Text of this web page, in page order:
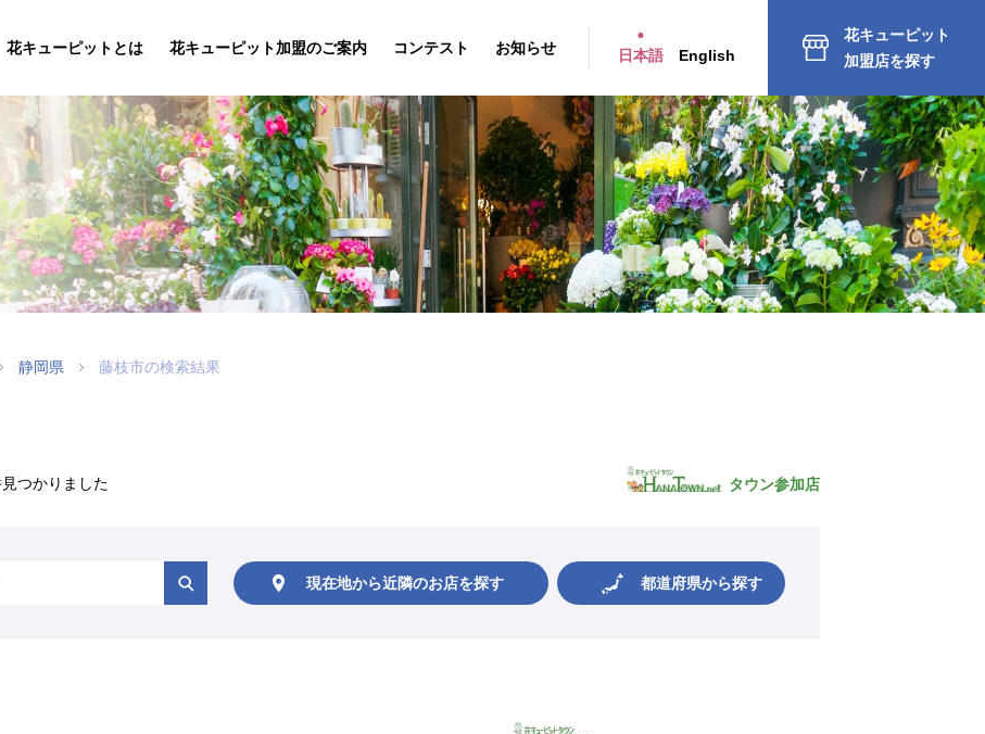
花キューピットとは 花キューピット加盟のご案内 コンテスト お知らせ 日本語 English
花キューピット
加盟店を探す
静岡県 藤枝市の検索結果
つかりました タウン参加店
現在地から近隣のお店を探す 都道府県から探す